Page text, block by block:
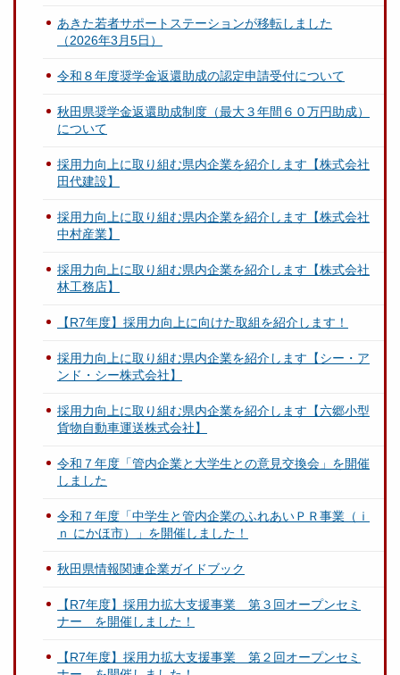
あきた若者サポートステーションが移転しました
（2026年3月5日）
令和８年度奨学金返還助成の認定申請受付について
秋田県奨学金返還助成制度（最大３年間６０万円助成）
について
採用力向上に取り組む県内企業を紹介します【株式会社
田代建設】
採用力向上に取り組む県内企業を紹介します【株式会社
中村産業】
採用力向上に取り組む県内企業を紹介します【株式会社
林工務店】
【R7年度】採用力向上に向けた取組を紹介します！
採用力向上に取り組む県内企業を紹介します【シー・ア
ンド・シー株式会社】
採用力向上に取り組む県内企業を紹介します【六郷小型
貨物自動車運送株式会社】
令和７年度「管内企業と大学生との意見交換会」を開催
しました
令和７年度「中学生と管内企業のふれあいＰＲ事業（ｉ
ｎ にかほ市）」を開催しました！
秋田県情報関連企業ガイドブック
【R7年度】採用力拡大支援事業 第３回オープンセミ
ナー を開催しました！
【R7年度】採用力拡大支援事業 第２回オープンセミ